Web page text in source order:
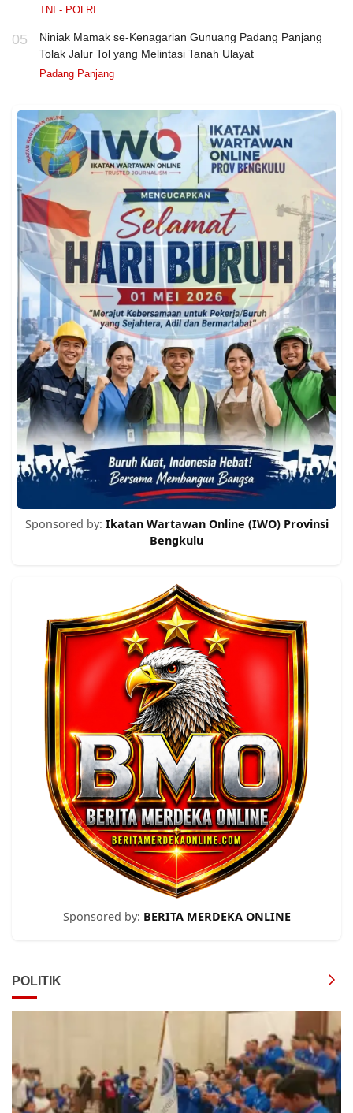
TNI - POLRI
05
Niniak Mamak se-Kenagarian Gunuang Padang Panjang
Tolak Jalur Tol yang Melintasi Tanah Ulayat
Padang Panjang
Sponsored by: Ikatan Wartawan Online (IWO) Provinsi
Bengkulu
Sponsored by: BERITA MERDEKA ONLINE
POLITIK